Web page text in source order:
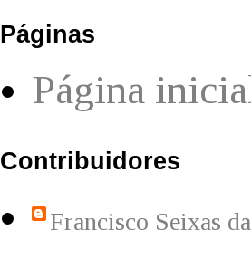
Páginas
Página
Contribuidores
Francisco Seixas